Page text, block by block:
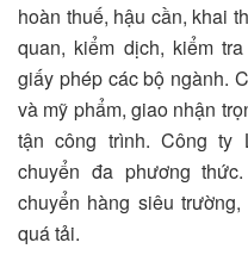
hoàn thuế, hậu cần, khai
quan, kiểm dịch, kiểm
giấy phép các bộ ngành.
và mỹ phẩm, giao nhận
tận công trình. Công ty
chuyển đa phương
chuyển hàng siêu
quá tải.